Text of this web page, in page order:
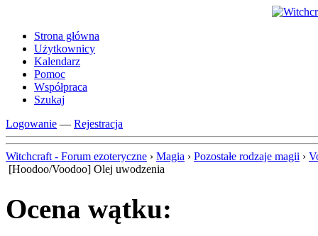
Strona główna
Użytkownicy
Kalendarz
Pomoc
Współpraca
Szukaj
Logowanie — Rejestracja
Witchcraft - Forum ezoteryczne › Magia › Pozostałe rodzaje magii ›
[Hoodoo/Voodoo] Olej uwodzenia
Ocena wątku: